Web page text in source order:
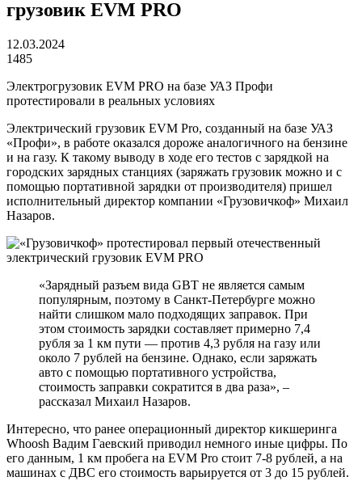
грузовик EVM PRO
12.03.2024
1485
Электрогрузовик EVM PRO на базе УАЗ Профи
протестировали в реальных условиях
Электрический грузовик EVM Pro, созданный на базе УАЗ
«Профи», в работе оказался дороже аналогичного на бензине
и на газу. К такому выводу в ходе его тестов с зарядкой на
городских зарядных станциях (заряжать грузовик можно и с
помощью портативной зарядки от производителя) пришел
исполнительный директор компании «Грузовичкоф» Михаил
Назаров.
«Зарядный разъем вида GBT не является самым
популярным, поэтому в Санкт-Петербурге можно
найти слишком мало подходящих заправок. При
этом стоимость зарядки составляет примерно 7,4
рубля за 1 км пути — против 4,3 рубля на газу или
около 7 рублей на бензине. Однако, если заряжать
авто с помощью портативного устройства,
стоимость заправки сократится в два раза», –
рассказал Михаил Назаров.
Интересно, что ранее операционный директор кикшеринга
Whoosh Вадим Гаевский приводил немного иные цифры. По
его данным, 1 км пробега на EVM Pro стоит 7-8 рублей, а на
машинах с ДВС его стоимость варьируется от 3 до 15 рублей.